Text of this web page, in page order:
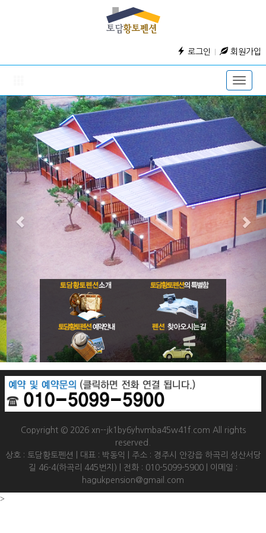
로그인 회원가입
Toggle
Copyright © 2026 xn--jk1by6yhvmba45w41f.com All rights
reserved.
상호 : 토담황토펜션 | 대표 : 박동익 | 주소 : 경주시 안강읍 하곡리 성산서당
길 46-4(하곡리 445번지) | 전화 : 010-5099-5900 | 이메일 :
hagukpension@gmail.com
>